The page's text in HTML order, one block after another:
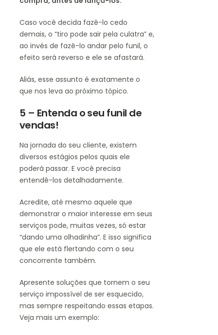
Caso você decida fazê-lo cedo
demais, o “tiro pode sair pela culatra” e,
ao invés de fazê-lo andar pelo funil, o
efeito será reverso e ele se afastará.
Aliás, esse assunto é exatamente o
que nos leva ao próximo tópico.
5 – Entenda o seu funil de
vendas!
Na jornada do seu cliente, existem
diversos estágios pelos quais ele
poderá passar. E você precisa
entendê-los detalhadamente.
Acredite, até mesmo aquele que
demonstrar o maior interesse em seus
serviços pode, muitas vezes, só estar
“dando uma olhadinha”. E isso significa
que ele está flertando com o seu
concorrente também.
Apresente soluções que tornem o seu
serviço impossível de ser esquecido,
mas sempre respeitando essas etapas.
Veja mais um exemplo: